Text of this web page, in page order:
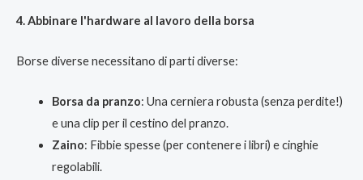
4. Abbinare l'hardware al lavoro della borsa
Borse diverse necessitano di parti diverse:
Borsa da pranzo: Una cerniera robusta (senza perdite!)
e una clip per il cestino del pranzo.
Zaino: Fibbie spesse (per contenere i libri) e cinghie
regolabili.